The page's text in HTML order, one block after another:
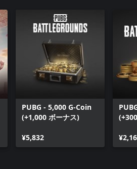
PUBG - 5,000 G-Coin
(+1,000 ボーナス)
¥5,832